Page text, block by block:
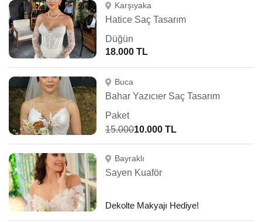
Karşıyaka
Hatice Saç Tasarım
Düğün
18.000 TL
Buca
Bahar Yazıcıer Saç Tasarım
Paket
15.00010.000 TL
Bayraklı
Sayen Kuaför
Dekolte Makyajı Hediye!